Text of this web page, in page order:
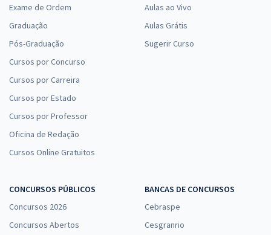
Exame de Ordem
Graduação
Pós-Graduação
Cursos por Concurso
Cursos por Carreira
Cursos por Estado
Cursos por Professor
Oficina de Redação
Cursos Online Gratuitos
Aulas ao Vivo
Aulas Grátis
Sugerir Curso
CONCURSOS PÚBLICOS
Concursos 2026
Concursos Abertos
BANCAS DE CONCURSOS
Cebraspe
Cesgranrio